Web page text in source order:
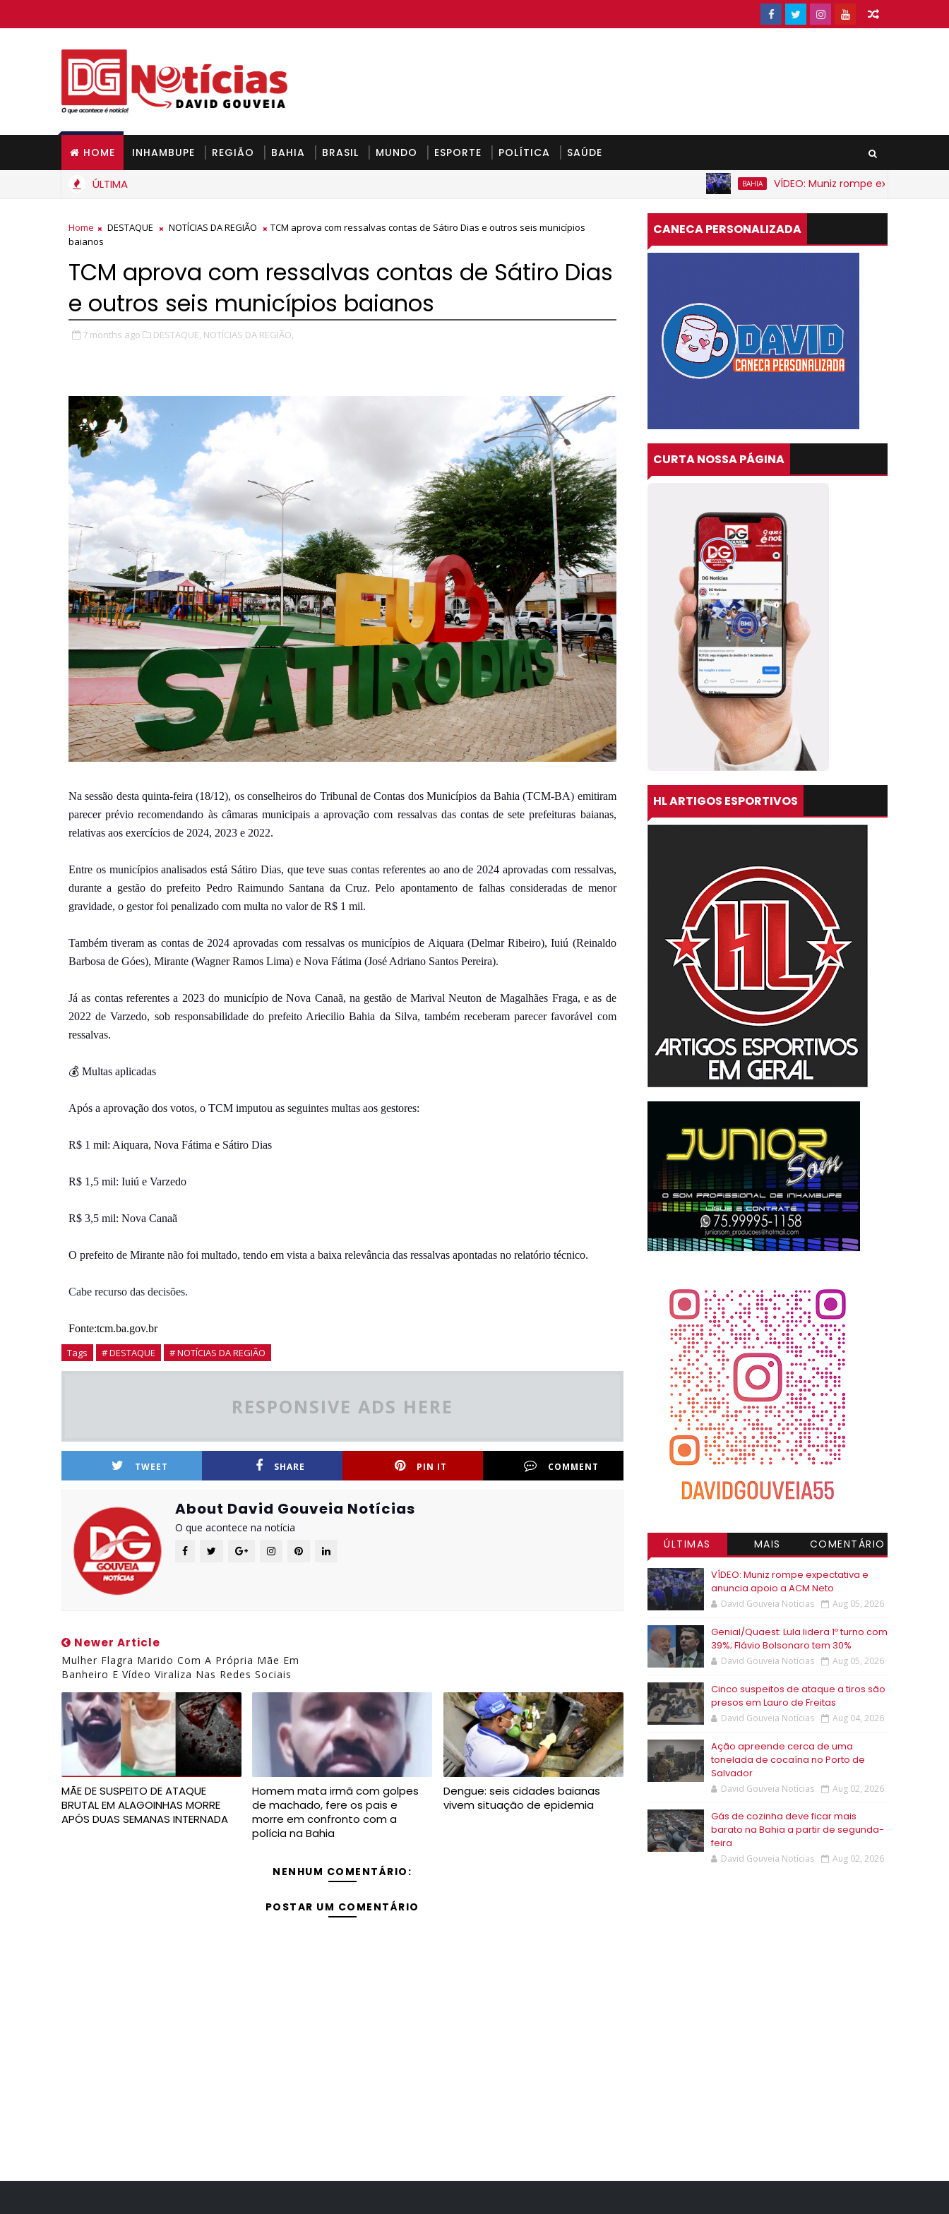
HOME INHAMBUPE REGIÃO BAHIA BRASIL MUNDO ESPORTE POLÍTICA SAÚDE
ÚLTIMA BAHIA VÍDEO: Muniz rompe expectativa e
Home DESTAQUE NOTÍCIAS DA REGIÃO
TCM aprova com ressalvas contas de Sátiro Dias e outros seis municípios
baianos
TCM aprova com ressalvas contas de Sátiro Dias
e outros seis municípios baianos
7 months ago DESTAQUE, NOTÍCIAS DA REGIÃO,
Na sessão desta quinta-feira (18/12), os conselheiros do Tribunal de Contas dos Municípios da Bahia (TCM-BA) emitiram
parecer prévio recomendando às câmaras municipais a aprovação com ressalvas das contas de sete prefeituras baianas,
relativas aos exercícios de 2024, 2023 e 2022.
Entre os municípios analisados está Sátiro Dias, que teve suas contas referentes ao ano de 2024 aprovadas com ressalvas,
durante a gestão do prefeito Pedro Raimundo Santana da Cruz. Pelo apontamento de falhas consideradas de menor
gravidade, o gestor foi penalizado com multa no valor de R$ 1 mil.
Também tiveram as contas de 2024 aprovadas com ressalvas os municípios de Aiquara (Delmar Ribeiro), Iuiú (Reinaldo
Barbosa de Góes), Mirante (Wagner Ramos Lima) e Nova Fátima (José Adriano Santos Pereira).
Já as contas referentes a 2023 do município de Nova Canaã, na gestão de Marival Neuton de Magalhães Fraga, e as de
2022 de Varzedo, sob responsabilidade do prefeito Ariecilio Bahia da Silva, também receberam parecer favorável com
ressalvas.
💰 Multas aplicadas
Após a aprovação dos votos, o TCM imputou as seguintes multas aos gestores:
R$ 1 mil: Aiquara, Nova Fátima e Sátiro Dias
R$ 1,5 mil: Iuiú e Varzedo
R$ 3,5 mil: Nova Canaã
O prefeito de Mirante não foi multado, tendo em vista a baixa relevância das ressalvas apontadas no relatório técnico.
Cabe recurso das decisões.
Fonte:tcm.ba.gov.br
Tags # DESTAQUE # NOTÍCIAS DA REGIÃO
RESPONSIVE ADS HERE
TWEET SHARE PIN IT COMMENT
About David Gouveia Notícias
O que acontece na notícia
Newer Article
Mulher Flagra Marido Com A Própria Mãe Em
Banheiro E Vídeo Viraliza Nas Redes Sociais
MÃE DE SUSPEITO DE ATAQUE
BRUTAL EM ALAGOINHAS MORRE
APÓS DUAS SEMANAS INTERNADA
Homem mata irmã com golpes
de machado, fere os pais e
morre em confronto com a
polícia na Bahia
Dengue: seis cidades baianas
vivem situação de epidemia
NENHUM COMENTÁRIO:
POSTAR UM COMENTÁRIO
CANECA PERSONALIZADA
CURTA NOSSA PÁGINA
HL ARTIGOS ESPORTIVOS
ÚLTIMAS
MAIS
COMENTÁRIO
VÍDEO: Muniz rompe expectativa e
anuncia apoio a ACM Neto
David Gouveia Notícias Aug 05, 2026
Genial/Quaest: Lula lidera 1º turno com
39%; Flávio Bolsonaro tem 30%
David Gouveia Notícias Aug 05, 2026
Cinco suspeitos de ataque a tiros são
presos em Lauro de Freitas
David Gouveia Notícias Aug 04, 2026
Ação apreende cerca de uma
tonelada de cocaína no Porto de
Salvador
David Gouveia Notícias Aug 02, 2026
Gás de cozinha deve ficar mais
barato na Bahia a partir de segunda-
feira
David Gouveia Notícias Aug 02, 2026